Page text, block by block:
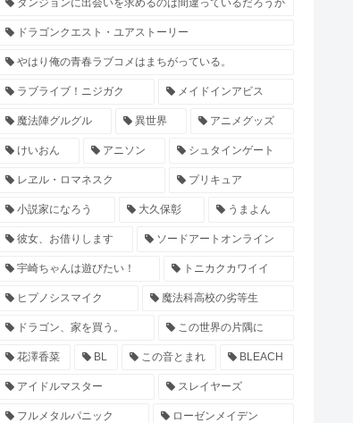
ダンジョンに出会いを求めるのは間違っているだろうか
ドラゴンクエスト・ユアストーリー
やはり俺の青春ラブコメはまちがっている。
ラブライブ！ニジガク メイドインアビス
魔法陣グルグル 異世界 アニメグッズ
けいおん アニソン シュタインゲート
レヱル・ロマネスク プリキュア
小説家になろう 大久保彰 うまよん
彼女、お借りします ソードアートオンライン
宇崎ちゃんは遊びたい！ トニカクカワイイ
ヒプノシスマイク 魔法科高校の劣等生
ドラゴン、家を買う。 この世界の片隅に
花澤香菜 BL この音とまれ BLEACH
アイドルマスター スレイヤーズ
フルメタルパニック ローゼンメイデン